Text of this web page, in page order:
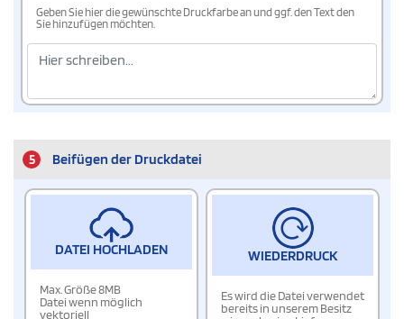
Geben Sie hier die gewünschte Druckfarbe an und ggf. den Text den
Sie hinzufügen möchten.
5 Beifügen der Druckdatei
DATEI HOCHLADEN
Max. Größe 8MB
Datei wenn möglich
vektoriell
WIEDERDRUCK
Es wird die Datei verwendet
bereits in unserem Besitz